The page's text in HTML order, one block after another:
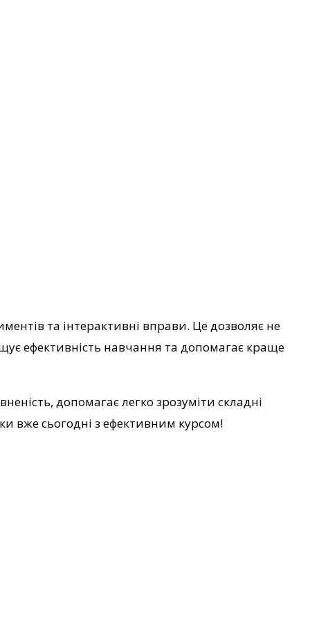
та інтерактивні вправи. Це дозволяє не
ефективність навчання та допомагає краще
допомагає легко зрозуміти складні
вже сьогодні з ефективним курсом!